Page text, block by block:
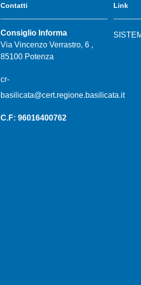
Contatti
Consiglio Informa
Via Vincenzo Verrastro, 6 ,
85100 Potenza
cr-
basilicata@cert.regione.basilicata.it
C.F: 96016400762
Link